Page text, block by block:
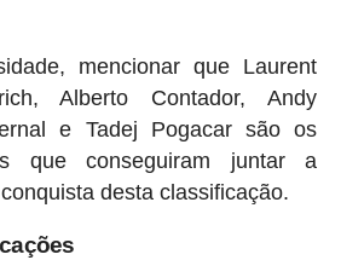
mencionar que Laurent
Alberto Contador, Andy
e Tadej Pogacar são os
que conseguiram juntar a
desta classificação.